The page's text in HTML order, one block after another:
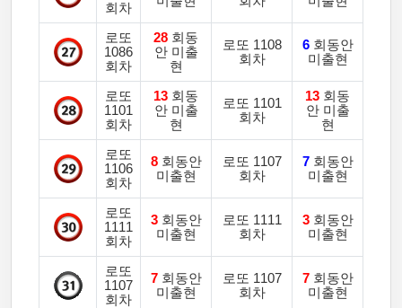
회차
로또
1086
회차
28 회동
안 미출
현
로또 1108
회차
6회동안
미출현
로또
1101
회차
13 회동
안 미출
현
로또 1101
회차
13 회동
안 미출
현
로또
1106
회차
8회동안
미출현
로또 1107
회차
7회동안
미출현
로또
1111
회차
3회동안
미출현
로또 1111
회차
3회동안
미출현
로또
1107
회차
7회동안
미출현
로또 1107
회차
7회동안
미출현